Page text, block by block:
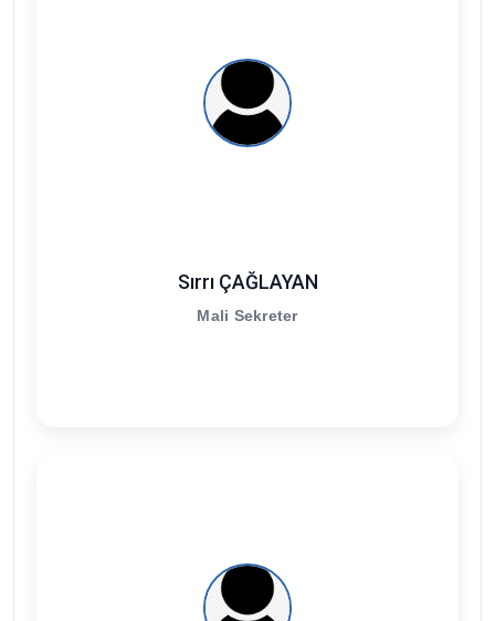
Sırrı ÇAĞLAYAN
Mali Sekreter